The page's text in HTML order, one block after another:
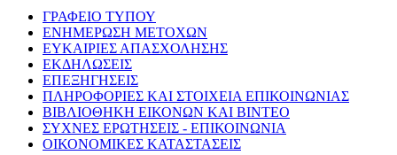
ΓΡΑΦΕΙΟ ΤΥΠΟΥ
ΕΝΗΜΕΡΩΣΗ ΜΕΤΟΧΩΝ
ΕΥΚΑΙΡΙΕΣ ΑΠΑΣΧΟΛΗΣΗΣ
ΕΚΔΗΛΩΣΕΙΣ
ΕΠΕΞΗΓΗΣΕΙΣ
ΠΛΗΡΟΦΟΡΙΕΣ ΚΑΙ ΣΤΟΙΧΕΙΑ ΕΠΙΚΟΙΝΩΝΙΑΣ
ΒΙΒΛΙΟΘΗΚΗ ΕΙΚΟΝΩΝ ΚΑΙ ΒΙΝΤΕΟ
ΣΥΧΝΕΣ ΕΡΩΤΗΣΕΙΣ - ΕΠΙΚΟΙΝΩΝΙΑ
ΟΙΚΟΝΟΜΙΚΕΣ ΚΑΤΑΣΤΑΣΕΙΣ